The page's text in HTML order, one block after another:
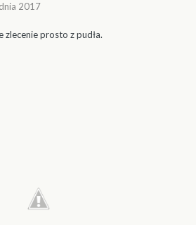
2017
zlecenie prosto z pudła.